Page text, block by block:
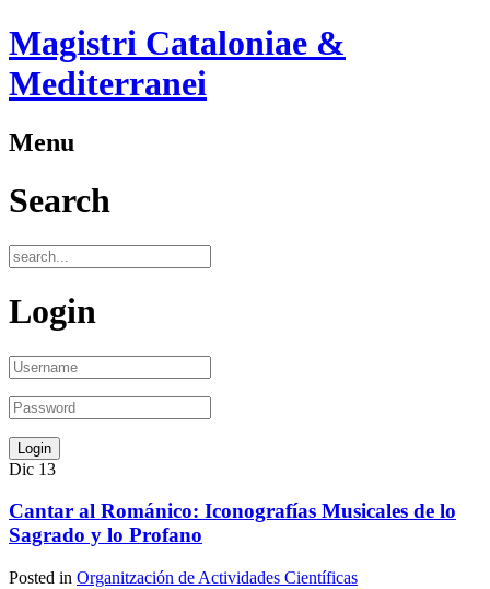
Magistri Cataloniae &
Mediterranei
Menu
Search
Login
Dic 13
Cantar al Románico: Iconografías Musicales de lo
Sagrado y lo Profano
Posted in Organitzación de Actividades Científicas